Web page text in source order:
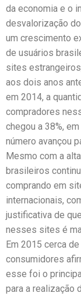
da economia e o
desvalorização
um crescimento
de usuários
sites
aos dois anos
em 2014, a
compradores
chegou a 38%,
número avançou
Mesmo com a
brasileiros
comprando em
internacionais,
justificativa de
nesses sites é
Em 2015 cerca
consumidores
esse foi o
para a realização